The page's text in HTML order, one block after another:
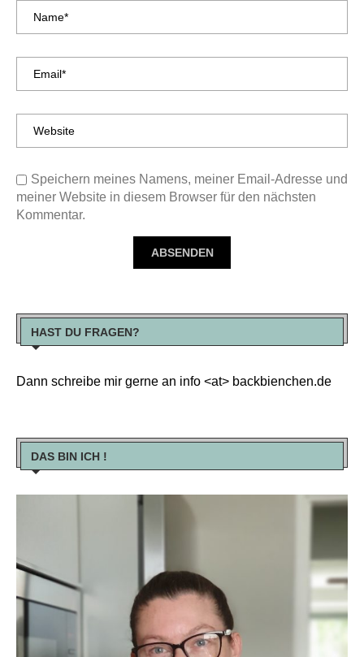
Speichern meines Namens, meiner Email-Adresse und
meiner Website in diesem Browser für den nächsten
Kommentar.
HAST DU FRAGEN?
Dann schreibe mir gerne an info <at> backbienchen.de
DAS BIN ICH !